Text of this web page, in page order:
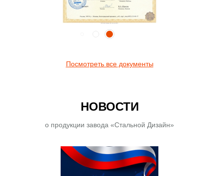
Посмотреть все документы
НОВОСТИ
о продукции завода «Стальной Дизайн»